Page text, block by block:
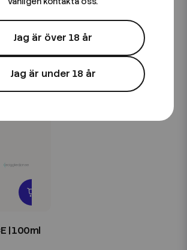
139 kr
| 100ml
Jag är över 18 år
Jag är under 18 år